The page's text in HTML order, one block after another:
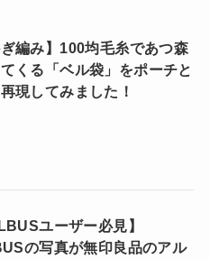
ぎ編み】100均毛糸であつ森
くる「ベル袋」をポーチと
現してみました！
ユーザー必見】
の写真が無印良品のアル